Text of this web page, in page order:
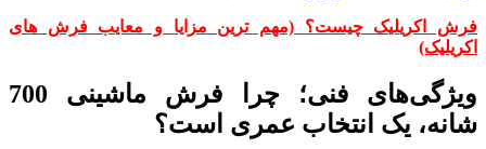
فرش اکریلیک چیست؟ (مهم ترین مزایا و معایب فرش های
اکریلیک)
ویژگی‌های فنی؛ چرا فرش ماشینی 700
شانه، یک انتخاب عمری است؟